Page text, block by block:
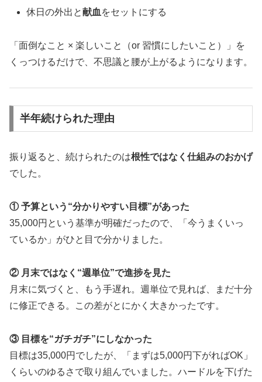
休日の外出と献血 をセットにする
「面倒なこと × 楽しいこと（or 習慣にしたいこと）」を
くっつけるだけで、不思議と腰が上がるようになります。
半年続けられた理由
振り返ると、続けられたのは根性ではなく仕組みのおかげ
でした。
① 予算という“分かりやすい目標”があった
35,000円という基準が明確だったので、「今うまくいっ
ているか」がひと目で分かりました。
② 月末ではなく“週単位”で進捗を見た
月末に気づくと、もう手遅れ。週単位で見れば、まだ十分
に修正できる。この差がとにかく大きかったです。
③ 目標を“ガチガチ”にしなかった
目標は35,000円でしたが、「まずは5,000円下がればOK」
くらいのゆるさで取り組んでいました。ハードルを下げた